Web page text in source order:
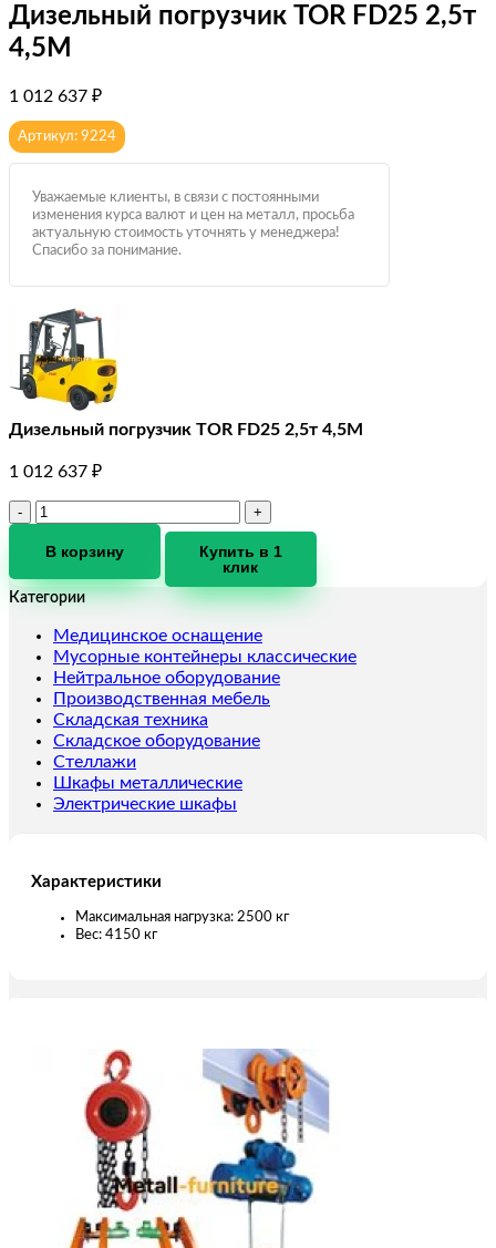
Дизельный погрузчик TOR FD25 2,5т
4,5M
1 012 637 ₽
Артикул: 9224
Уважаемые клиенты, в связи с постоянными
изменения курса валют и цен на металл, просьба
актуальную стоимость уточнять у менеджера!
Спасибо за понимание.
Дизельный погрузчик TOR FD25 2,5т 4,5M
1 012 637 ₽
Количество
Дизельный
TOR
2,5т
4,5M
В корзину
Купить в 1
клик
Категории
Медицинское оснащение
Мусорные контейнеры классические
Нейтральное оборудование
Производственная мебель
Складская техника
Складское оборудование
Стеллажи
Шкафы металлические
Электрические шкафы
Характеристики
Максимальная нагрузка: 2500 кг
Вес: 4150 кг